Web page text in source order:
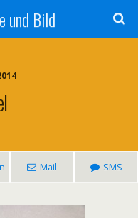
und Bild
Mail SMS